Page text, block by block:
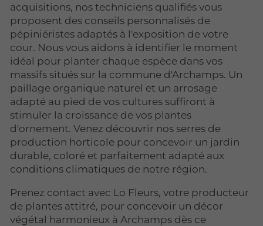
acquisitions, nos techniciens qualifiés vous
proposent des conseils personnalisés de
pépiniéristes adaptés à l'exposition de votre
cour. Nous vous aidons à identifier le moment
idéal pour planter chaque espèce dans vos
massifs situés sur la commune d'Archamps. Un
paillage organique naturel et un arrosage
adapté au pied de vos cultures suffiront à
stimuler la croissance de vos plantes
d'ornement. Venez découvrir nos serres de
production horticole pour concevoir un jardin
durable, coloré et parfaitement adapté aux
conditions climatiques de notre région.
Prenez contact avec Lo Fleurs, votre producteur
de plantes attitré, pour concevoir un décor
végétal harmonieux à Archamps dès ce